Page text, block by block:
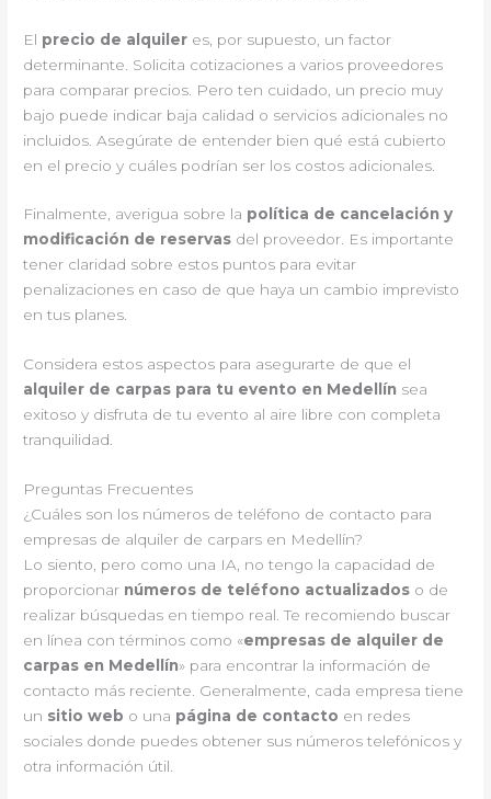
El precio de alquiler es, por supuesto, un factor
determinante. Solicita cotizaciones a varios proveedores
para comparar precios. Pero ten cuidado, un precio muy
bajo puede indicar baja calidad o servicios adicionales no
incluidos. Asegúrate de entender bien qué está cubierto
en el precio y cuáles podrían ser los costos adicionales.
Finalmente, averigua sobre la política de cancelación y
modificación de reservas del proveedor. Es importante
tener claridad sobre estos puntos para evitar
penalizaciones en caso de que haya un cambio imprevisto
en tus planes.
Considera estos aspectos para asegurarte de que el
alquiler de carpas para tu evento en Medellín sea
exitoso y disfruta de tu evento al aire libre con completa
tranquilidad.
Preguntas Frecuentes
¿Cuáles son los números de teléfono de contacto para
empresas de alquiler de carpars en Medellín?
Lo siento, pero como una IA, no tengo la capacidad de
proporcionar números de teléfono actualizados o de
realizar búsquedas en tiempo real. Te recomiendo buscar
en línea con términos como «empresas de alquiler de
carpas en Medellín» para encontrar la información de
contacto más reciente. Generalmente, cada empresa tiene
un sitio web o una página de contacto en redes
sociales donde puedes obtener sus números telefónicos y
otra información útil.